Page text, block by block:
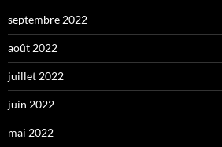
septembre 2022
août 2022
juillet 2022
juin 2022
mai 2022